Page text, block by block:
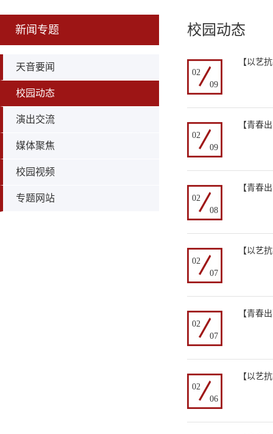
新闻专题
天音要闻
校园动态
演出交流
媒体聚焦
校园视频
专题网站
校园动态
02
09
【以艺
02
09
【青春
02
08
【青春
02
07
【以艺
02
07
【青春
02
06
【以艺